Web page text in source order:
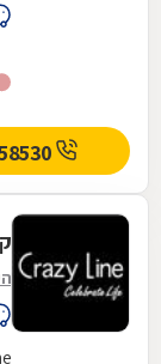
08-9458530